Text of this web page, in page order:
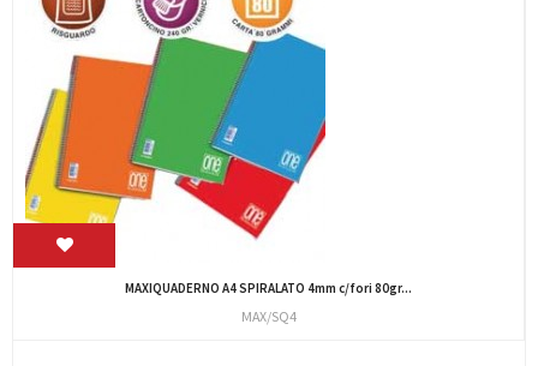
MAXIQUADERNO A4 SPIRALATO 4mm c/fori 80gr...
MAX/SQ4